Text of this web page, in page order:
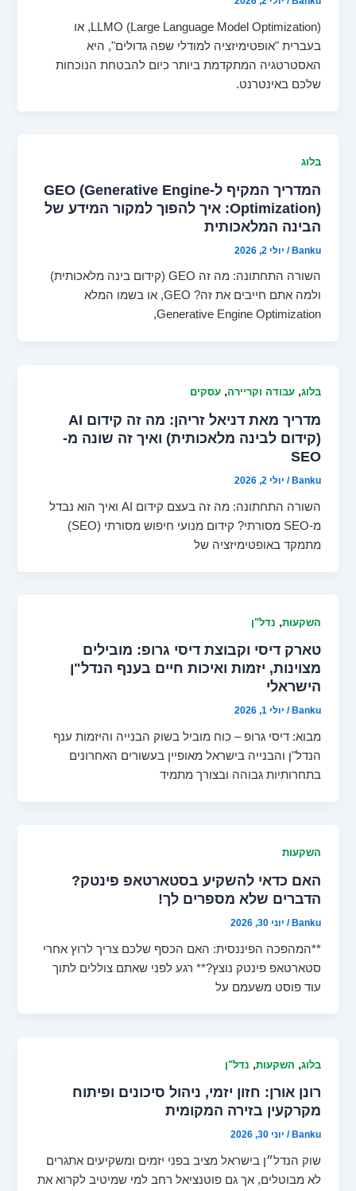
LLMO (Large Language Model Optimization), או
בעברית "אופטימיזציה למודלי שפה גדולים", היא
האסטרטגיה המתקדמת ביותר כיום להבטחת הנוכחות
שלכם באינטרנט.
בלוג
המדריך המקיף ל-GEO (Generative Engine
Optimization): איך להפוך למקור המידע של
הבינה המלאכותית
Banku
/ יולי 2, 2026
השורה התחתונה: מה זה GEO (קידום בינה מלאכותית)
ולמה אתם חייבים את זה? GEO, או בשמו המלא
Generative Engine Optimization,
בלוג,עבודה וקריירה,עסקים
מדריך מאת דניאל זריהן: מה זה קידום AI
(קידום לבינה מלאכותית) ואיך זה שונה מ-
SEO
Banku
/ יולי 2, 2026
השורה התחתונה: מה זה בעצם קידום AI ואיך הוא נבדל
מ-SEO מסורתי? קידום מנועי חיפוש מסורתי (SEO)
מתמקד באופטימיזציה של
השקעות, נדל"ן
טארק דיסי וקבוצת דיסי גרופ: מובילים
מצוינות, יזמות ואיכות חיים בענף הנדל"ן
הישראלי
Banku
/ יולי 1, 2026
מבוא: דיסי גרופ – כוח מוביל בשוק הבנייה והיזמות ענף
הנדל"ן והבנייה בישראל מאופיין בעשורים האחרונים
בתחרותיות גבוהה ובצורך מתמיד
השקעות
האם כדאי להשקיע בסטארטאפ פינטק?
הדברים שלא מספרים לך!
Banku
/ יוני 30, 2026
**המהפכה הפיננסית: האם הכסף שלכם צריך לרוץ אחרי
סטארטאפ פינטק נוצץ?** רגע לפני שאתם צוללים לתוך
עוד פוסט משעמם על
בלוג, השקעות, נדל"ן
רונן אורן: חזון יזמי, ניהול סיכונים ופיתוח
מקרקעין בזירה המקומית
Banku
/ יוני 30, 2026
שוק הנדל״ן בישראל מציב בפני יזמים ומשקיעים אתגרים
לא מבוטלים, אך גם פוטנציאל רחב למי שמיטיב לקרוא את